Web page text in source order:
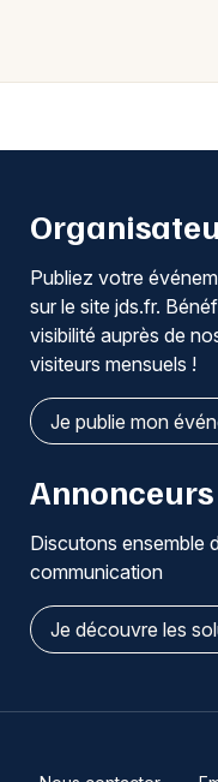
Publiez votre
sur le site jds.fr.
visibilité auprès de
visiteurs mensuels !
Je publie mon
Annonceurs
Discutons ensemble
communication
Je découvre les